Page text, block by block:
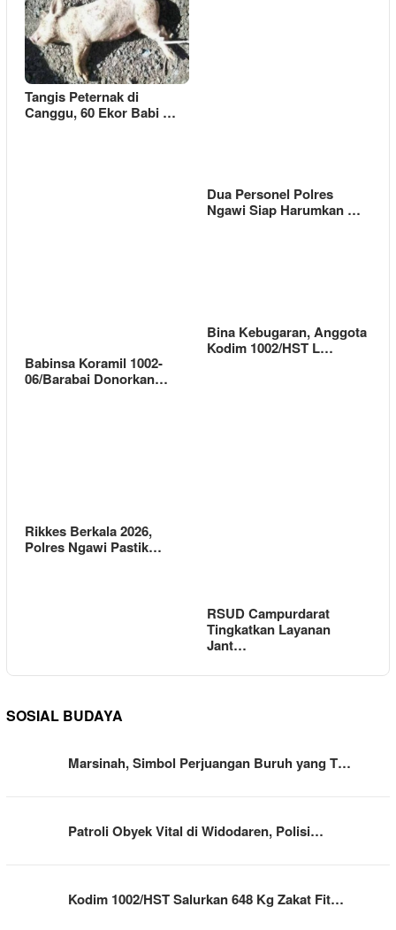
Tangis Peternak di
Canggu, 60 Ekor Babi …
Dua Personel Polres
Ngawi Siap Harumkan …
Babinsa Koramil 1002-
06/Barabai Donorkan…
Bina Kebugaran, Anggota
Kodim 1002/HST L…
Rikkes Berkala 2026,
Polres Ngawi Pastik…
RSUD Campurdarat
Tingkatkan Layanan
Jant…
SOSIAL BUDAYA
Marsinah, Simbol Perjuangan Buruh yang T…
Patroli Obyek Vital di Widodaren, Polisi…
Kodim 1002/HST Salurkan 648 Kg Zakat Fit…